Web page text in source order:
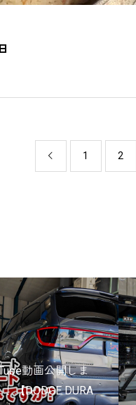
 1 2
動画公開しま
【DODGE DURA